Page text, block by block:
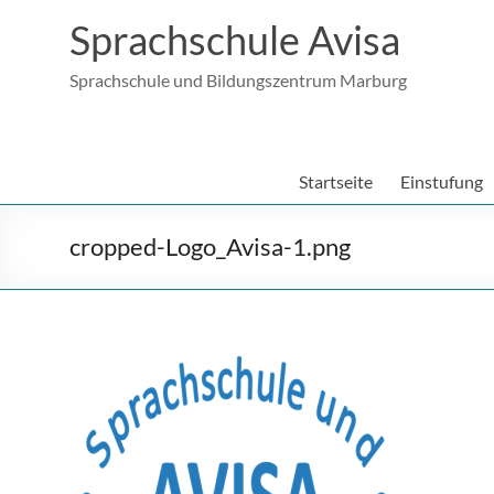
Sprachschule Avisa
Sprachschule und Bildungszentrum Marburg
Startseite Einstufung
cropped-Logo_Avisa-1.png